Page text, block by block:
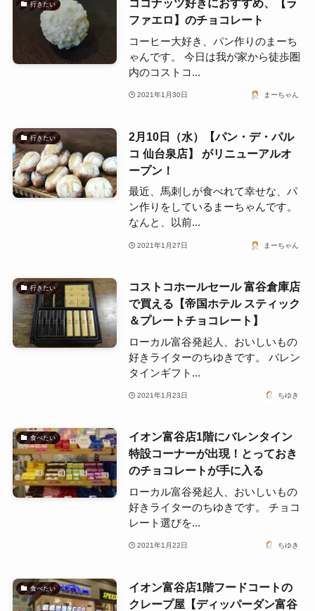
行きたい
ココナッツ好きにおすすめ、【ラ
ファエロ】のチョコレート
コーヒー大好き、パン作りのまーち
ゃんです。 今日は我が家から徒歩圏
内のコストコ...
2021年1月30日 まーちゃん
行きたい
2月10日（水）【パン・デ・パル
コ 仙台泉店】 がリニューアルオ
ープン！
最近、馬刺しが食べれて幸せな、パ
ン作りをしているまーちゃんです。
なんと、以前...
2021年1月27日 まーちゃん
行きたい
コストコホールセール 富谷倉庫店
で買える【帝国ホテル スティック
＆プレートチョコレート】
ローカル富谷発起人、おいしいもの
好きライターのちゆきです。 バレン
タインギフト...
2021年1月23日 ちゆき
食べたい
イオン富谷店1階にバレンタイン
特設コーナーが出現！とっておき
のチョコレートが手に入る
ローカル富谷発起人、おいしいもの
好きライターのちゆきです。 チョコ
レート選びを...
2021年1月22日 ちゆき
食べたい
イオン富谷店1階フードコートの
クレープ屋【ディッパーダン富谷